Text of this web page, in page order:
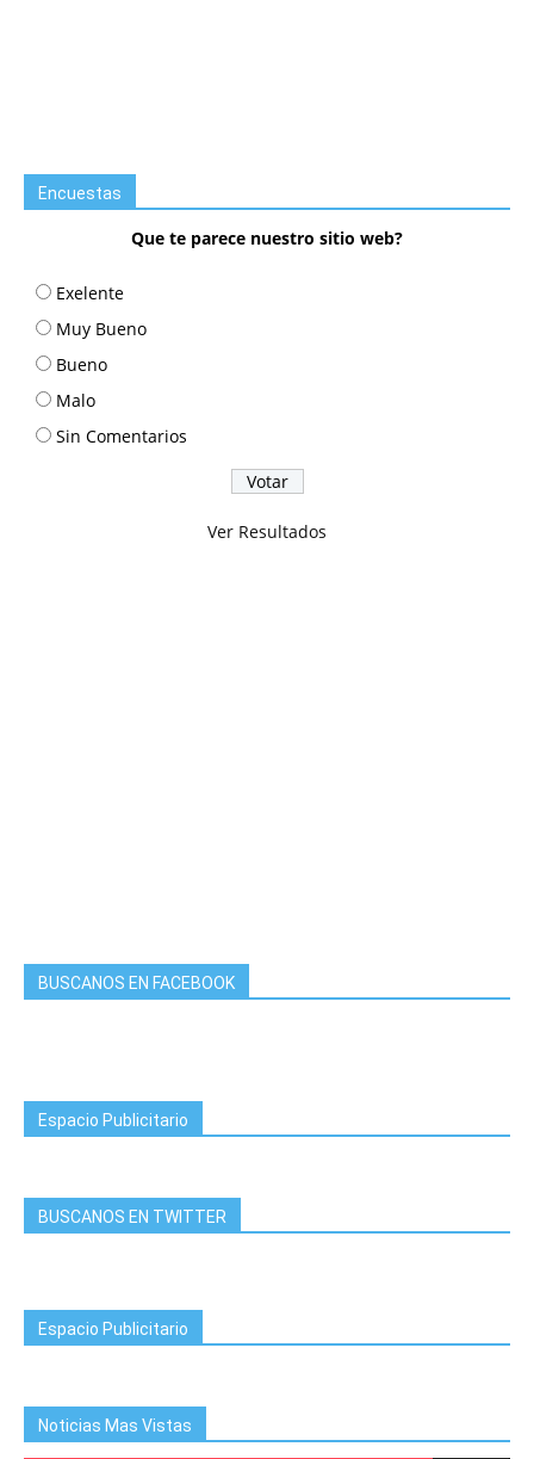
Encuestas
Que te parece nuestro sitio web?
Exelente
Muy Bueno
Bueno
Malo
Sin Comentarios
Ver Resultados
BUSCANOS EN FACEBOOK
Espacio Publicitario
BUSCANOS EN TWITTER
Espacio Publicitario
Noticias Mas Vistas